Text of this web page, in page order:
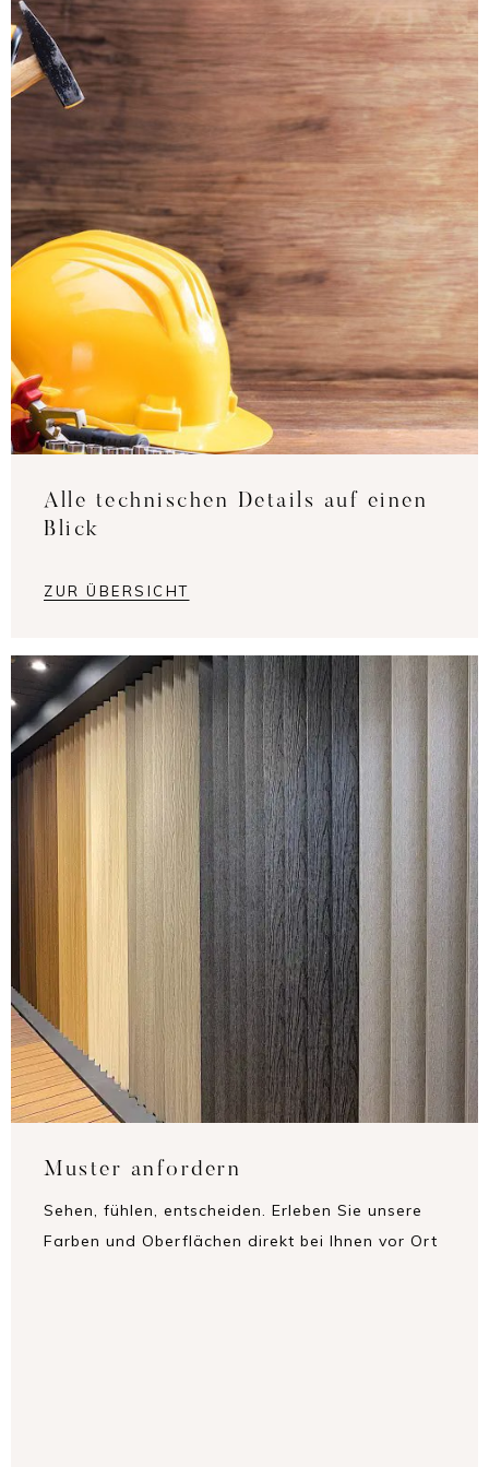
Alle technischen Details auf einen
Blick
ZUR ÜBERSICHT
Muster anfordern
Sehen, fühlen, entscheiden. Erleben Sie unsere
Farben und Oberflächen direkt bei Ihnen vor Ort